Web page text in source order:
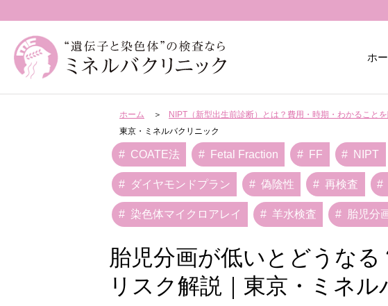
ホ
ホーム NIPT（新型出生前診断）とは？費用・時期・わかること
東京・ミネルバクリニック
COATE法 Fetal Fraction FF NIPT
ダイヤモンドプラン 偽陰性 再検査
染色体マイクロアレイ 羊水検査 胎児分
胎児分画が低いとどうなる
リスク解説｜東京・ミネル